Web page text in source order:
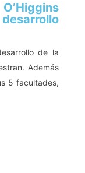
de la
Además
5 facultades,